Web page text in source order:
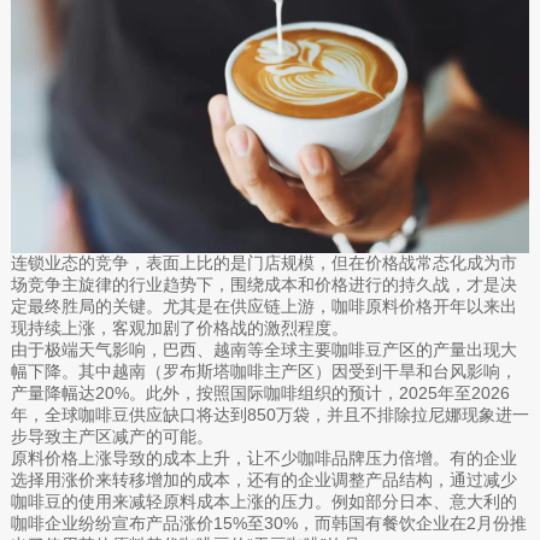
连锁业态的竞争，表面上比的是门店规模，但在价格战常态化成为市
场竞争主旋律的行业趋势下，围绕成本和价格进行的持久战，才是决
定最终胜局的关键。尤其是在供应链上游，咖啡原料价格开年以来出
现持续上涨，客观加剧了价格战的激烈程度。
由于极端天气影响，巴西、越南等全球主要咖啡豆产区的产量出现大
幅下降。其中越南（罗布斯塔咖啡主产区）因受到干旱和台风影响，
产量降幅达20%。此外，按照国际咖啡组织的预计，2025年至2026
年，全球咖啡豆供应缺口将达到850万袋，并且不排除拉尼娜现象进一
步导致主产区减产的可能。
原料价格上涨导致的成本上升，让不少咖啡品牌压力倍增。有的企业
选择用涨价来转移增加的成本，还有的企业调整产品结构，通过减少
咖啡豆的使用来减轻原料成本上涨的压力。例如部分日本、意大利的
咖啡企业纷纷宣布产品涨价15%至30%，而韩国有餐饮企业在2月份推